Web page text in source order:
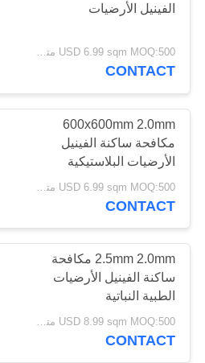
اتصل
اطلب
اقتباس
خريطة
الموقع
PRIVACY
POLICY
الفينيل الأرضيات
USD 6.99 sqm MOQ:500 متر مربع
CONTACT
600x600mm 2.0mm
مكافحة ساكنة الفينيل
الأرضيات البلاستيكية
صديقة للبيئة
USD 6.99 sqm MOQ:500 متر مربع
CONTACT
2.5mm 2.0mm مكافحة
ساكنة الفينيل الأرضيات
الطبية النباتية
USD 8.99 sqm MOQ:500 متر مربع
CONTACT